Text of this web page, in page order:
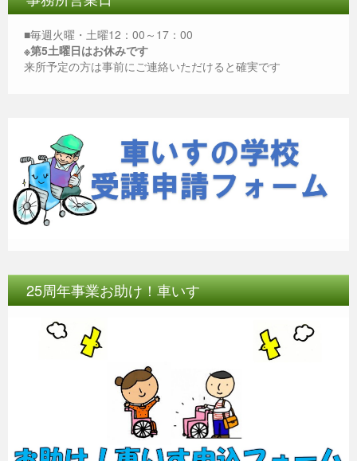
■毎週火曜・土曜12：00～17：00
※第5土曜日はお休みです
来所予定の方は事前にご連絡いただけると確実です
25周年事業お助け！車いす